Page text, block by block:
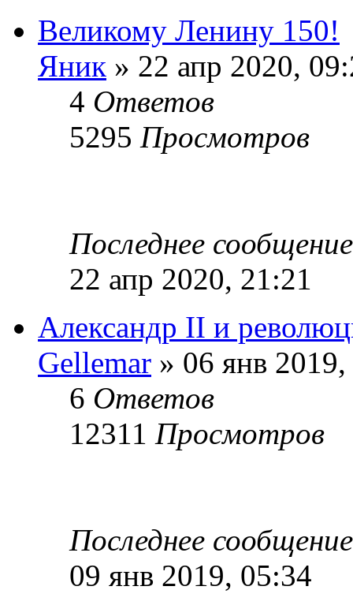
Великому Ленину 150!
Яник » 22 апр 2020,
4 Ответов
5295 Просмотров
Последнее
22 апр 2020, 21:21
Александр II и
Gellemar » 06 янв
6 Ответов
12311 Просмотров
Последнее
09 янв 2019, 05:34